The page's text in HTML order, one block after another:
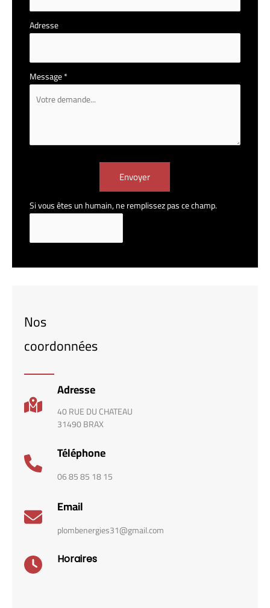
Adresse
Message*
Envoyer
Si vous êtes un humain, ne remplissez pas ce champ.
Nos
coordonnées
Adresse
40 RUE DU CHATEAU
31490 BRAX
Téléphone
06 85 85 18 15
Email
plombenergies31@gmail.com
Horaires